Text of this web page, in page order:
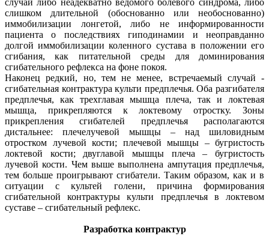
случай либо неадекватно ведомого болевого синдрома, либо
слишком длительной (обоснованно или необоснованно)
иммобилизации лонгетой, либо не информированности
пациента о последствиях гиподинамии и неоправданно
долгой иммобилизации коленного сустава в положении его
сгибания, как питательной среды для доминирования
сгибательного рефлекса на фоне покоя.
Наконец редкий, но, тем не менее, встречаемый случай -
сгибательная контрактура культи предплечья. Оба разгибателя
предплечья, как трехглавая мышца плеча, так и локтевая
мышца, прикрепляются к локтевому отростку. Зоны
прикрепления сгибателей предплечья располагаются
дистальнее: плечелучевой мышцы – над шиловидным
отростком лучевой кости; плечевой мышцы – бугристость
локтевой кости; двуглавой мышцы плеча – бугристость
лучевой кости. Чем выше выполнена ампутация предплечья,
тем больше проигрывают сгибатели. Таким образом, как и в
ситуации с культей голени, причина формирования
сгибательной контрактуры культи предплечья в локтевом
суставе – сгибательный рефлекс.
Разработка контрактур